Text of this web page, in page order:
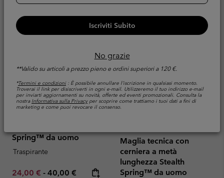
Iscriviti Subito
No grazie
**Valido su articoli a prezzo pieno e ordini superiori a 120 €.
*Termini e condizioni: È possibile annullare l’iscrizione in qualsiasi momento.
Troverai il link per disiscriverti in ogni e-mail. Utilizzeremo il tuo indirizzo e-mail
per inviarti aggiornamenti su novità, offerte ed eventi promozionali. Consulta la
nostra Informativa sulla Privacyper scoprire come trattiamo i tuoi dati a fini di
marketing e come puoi revocare il consenso.
Spring™ da uomo
Traspirante
Minimum sale price:
24,00 € - Maximum price:
40,00 €
Maglia tecnica con
cerniera a metà
lunghezza Stealth
Spring™ da uomo